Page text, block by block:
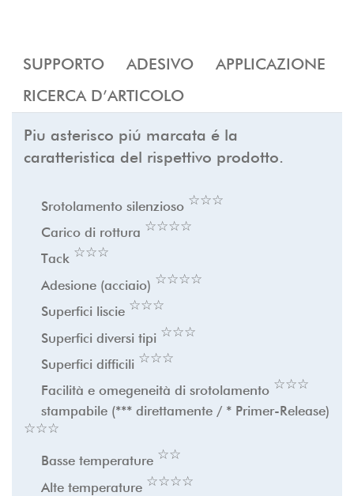
SUPPORTO ADESIVO
APPLICAZIONE
RICERCA D’ARTICOLO
Piu asterisco piú marcata é la
caratteristica del rispettivo prodotto.
Srotolamento silenzioso ☆☆☆
★★★
Carico di rottura ☆☆☆☆
★★★★
Tack ☆☆☆
★★★
Adesione (acciaio) ☆☆☆☆
★★★★
Superfici liscie ☆☆☆
★★★
Superfici diversi tipi ☆☆☆
★★★
Superfici difficili ☆☆☆
★★★
Facilità e omegeneità di srotolamento ☆☆☆
★★★
stampabile (*** direttamente / * Primer-Release)
☆☆☆
★★★
Basse temperature ☆☆
★★
Alte temperature ☆☆☆☆
★★★★